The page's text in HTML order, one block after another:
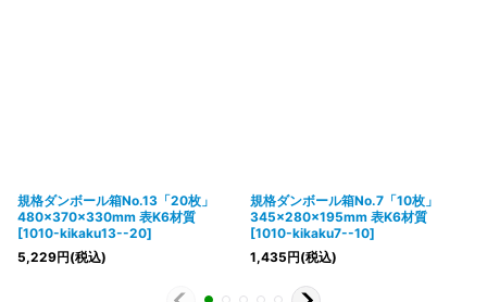
規格ダンボール箱No.13「20枚」
480×370×330mm 表K6材質
[1010-kikaku13--20]
5,229円(税込)
規格ダンボール箱No.7「10枚」
345×280×195mm 表K6材質
[1010-kikaku7--10]
1,435円(税込)